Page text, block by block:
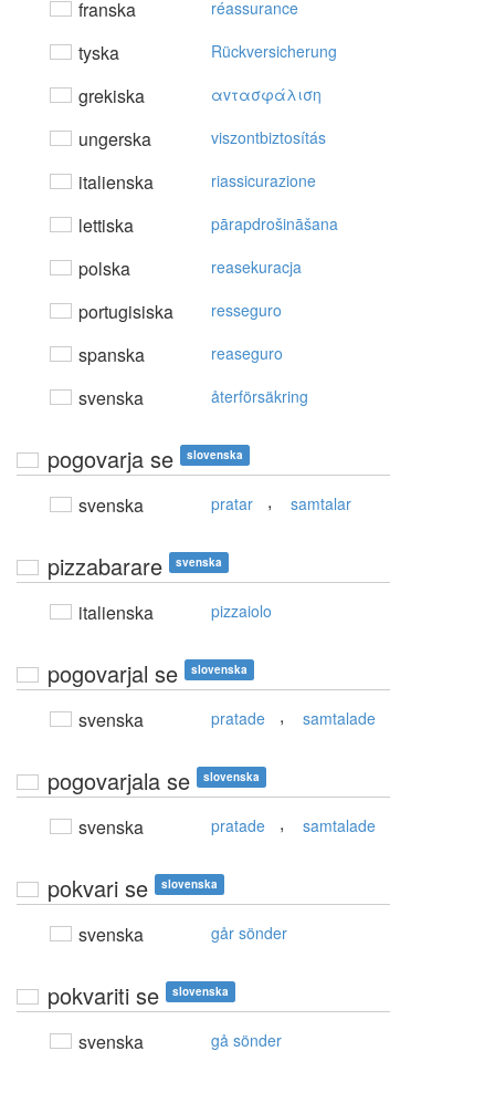
franska réassurance
tyska Rückversicherung
grekiska αvτασφάλιση
ungerska viszontbiztosítás
italienska riassicurazione
lettiska pārapdrošināšana
polska reasekuracja
portugisiska resseguro
spanska reaseguro
svenska återförsäkring
pogovarja se slovenska
svenska pratar , samtalar
pizzabarare svenska
italienska pizzaiolo
pogovarjal se slovenska
svenska pratade , samtalade
pogovarjala se slovenska
svenska pratade , samtalade
pokvari se slovenska
svenska går sönder
pokvariti se slovenska
svenska gå sönder